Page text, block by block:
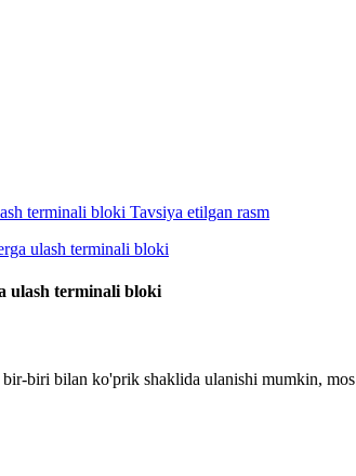
ulash terminali bloki
biri bilan ko'prik shaklida ulanishi mumkin,